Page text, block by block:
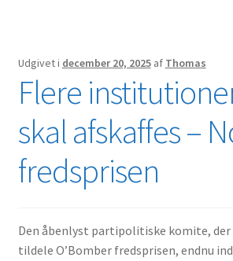
Udgivet i december 20, 2025 af Thomas
Flere
skal afskaffes –
fredsprisen
Den åbenlyst partipolitiske komite,
tildele O’Bomber fredsprisen, endnu